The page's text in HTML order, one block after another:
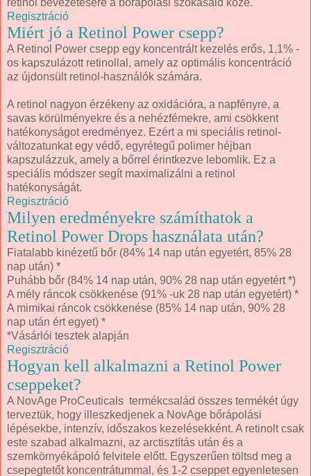
retinol bevezetésére a bőrápolási szokásaid közé.
Regisztráció
Miért jó a Retinol Power csepp?
A Retinol Power csepp egy koncentrált kezelés erős, 1,1% -
os kapszulázott retinollal, amely az optimális koncentráció
az újdonsült retinol-használók számára.
A retinol nagyon érzékeny az oxidációra, a napfényre, a
savas körülményekre és a nehézfémekre, ami csökkent
hatékonyságot eredményez. Ezért a mi speciális retinol-
változatunkat egy védő, egyrétegű polimer héjban
kapszulázzuk, amely a bőrrel érintkezve lebomlik. Ez a
speciális módszer segít maximalizálni a retinol
hatékonyságát.
Regisztráció
Milyen eredményekre számíthatok a
Retinol Power Drops használata után?
Fiatalabb kinézetű bőr (84% 14 nap után egyetért, 85% 28
nap után) *
Puhább bőr (84% 14 nap után, 90% 28 nap után egyetért *)
A mély ráncok csökkenése (91% -uk 28 nap után egyetért) *
A mimikai ráncok csökkenése (85% 14 nap után, 90% 28
nap után ért egyet) *
*Vásárlói tesztek alapján
Regisztráció
Hogyan kell alkalmazni a Retinol Power
cseppeket?
A NovAge ProCeuticals termékcsalád összes termékét úgy
terveztük, hogy illeszkedjenek a NovAge bőrápolási
lépésekbe, intenzív, időszakos kezelésekként. A retinolt csak
este szabad alkalmazni, az arctisztítás után és a
szemkörnyékápoló felvitele előtt. Egyszerűen töltsd meg a
csepegtetőt koncentrátummal, és 1-2 cseppet egyenletesen